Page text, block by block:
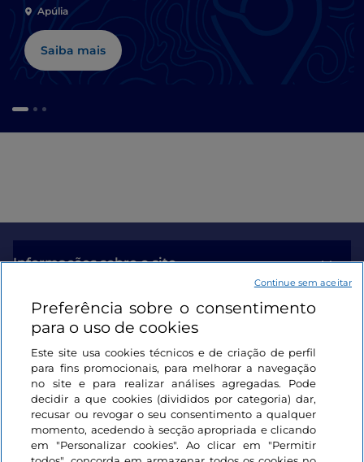
Apúlia
Saiba mais
Informações sobre o site
Ligações úteis
Iniciar sessão
Mantenha-se em contacto
Preferência sobre o consentimento
para o uso de cookies
Este site usa cookies técnicos e de criação de perfil
para fins promocionais, para melhorar a navegação
no site e para realizar análises agregadas. Pode
decidir a que cookies (divididos por categoria) dar,
recusar ou revogar o seu consentimento a qualquer
momento, acedendo à secção apropriada e clicando
em "Personalizar cookies". Ao clicar em "Permitir
Continue sem aceitar